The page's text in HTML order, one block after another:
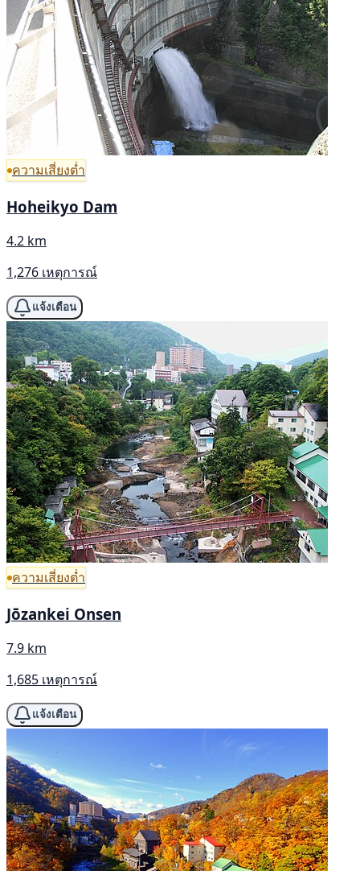
ความเสี่ยงต่ำ
Hoheikyo Dam
4.2 km
1,276 เหตุการณ์
แจ้งเตือน
ความเสี่ยงต่ำ
Jōzankei Onsen
7.9 km
1,685 เหตุการณ์
แจ้งเตือน